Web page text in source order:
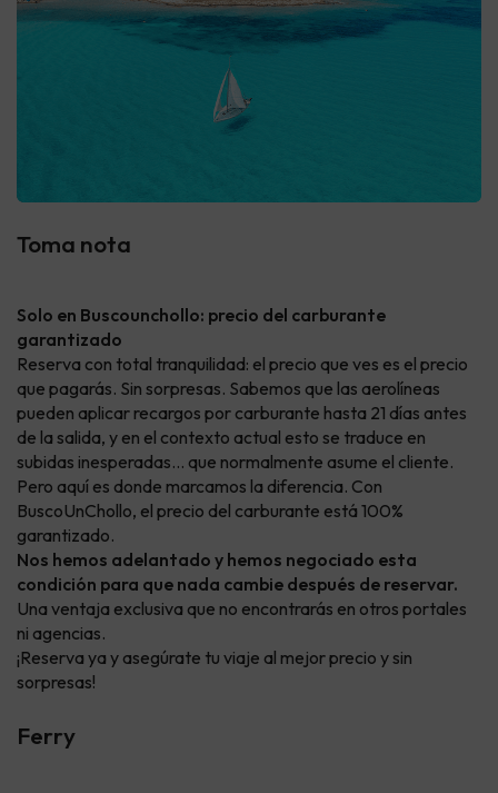
Toma nota
Solo en Buscounchollo: precio del carburante
garantizado
Reserva con total tranquilidad: el precio que ves es el precio
que pagarás. Sin sorpresas. Sabemos que las aerolíneas
pueden aplicar recargos por carburante hasta 21 días antes
de la salida, y en el contexto actual esto se traduce en
subidas inesperadas… que normalmente asume el cliente.
Pero aquí es donde marcamos la diferencia. Con
BuscoUnChollo, el precio del carburante está 100%
garantizado.
Nos hemos adelantado y hemos negociado esta
condición para que nada cambie después de reservar.
Una ventaja exclusiva que no encontrarás en otros portales
ni agencias.
¡Reserva ya y asegúrate tu viaje al mejor precio y sin
sorpresas!
Ferry